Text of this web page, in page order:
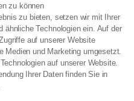
zu können
zu bieten, setzen wir mit Ihrer
ähnliche Technologien ein. Auf der
auf unserer Website
Medien und Marketing umgesetzt.
auf unserer Website.
Ihrer Daten finden Sie in